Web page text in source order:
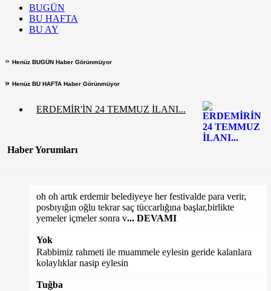
BUGÜN
BU HAFTA
BU AY
» Henüz BUGÜN Haber Görünmüyor
» Henüz BU HAFTA Haber Görünmüyor
ERDEMİR'İN 24 TEMMUZ İLANI...
Haber Yorumları
oh oh artık erdemir belediyeye her festivalde para verir,
posbıyığın oğlu tekrar saç tüccarlığına başlar,birlikte
yemeler içmeler sonra v... DEVAMI
Yok
Rabbimiz rahmeti ile muammele eylesin geride kalanlara
kolaylıklar nasip eylesin
Tuğba